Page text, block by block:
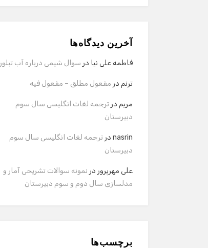
آخرین دیدگاه‌ها
فاطمه علی نیا در سوال شیمی درباره آب تبلور
ترنم در مفعول مطلق – مفعول فیه
مریم در ترجمه لغات انگلیسی سال سوم
دبیرستان
nasrin در ترجمه لغات انگلیسی سال سوم
دبیرستان
علی مهرپرور در نمونه سوالات تشریحی آمار و
مدلسازی سال دوم و سوم دبیرستان
برچسب‌ها